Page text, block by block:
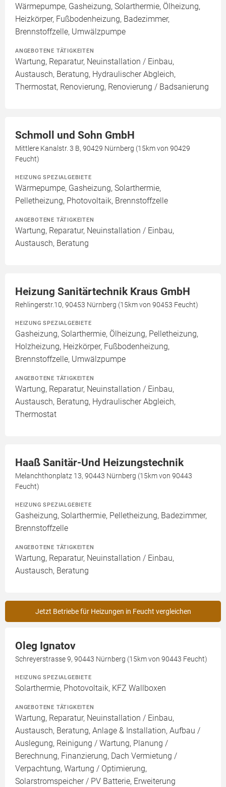
Wärmepumpe, Gasheizung, Solarthermie, Ölheizung,
Heizkörper, Fußbodenheizung, Badezimmer,
Brennstoffzelle, Umwälzpumpe
ANGEBOTENE TÄTIGKEITEN
Wartung, Reparatur, Neuinstallation / Einbau,
Austausch, Beratung, Hydraulischer Abgleich,
Thermostat, Renovierung, Renovierung / Badsanierung
Schmoll und Sohn GmbH
Mittlere Kanalstr. 3 B, 90429 Nürnberg (15km von 90429
Feucht)
HEIZUNG SPEZIALGEBIETE
Wärmepumpe, Gasheizung, Solarthermie,
Pelletheizung, Photovoltaik, Brennstoffzelle
ANGEBOTENE TÄTIGKEITEN
Wartung, Reparatur, Neuinstallation / Einbau,
Austausch, Beratung
Heizung Sanitärtechnik Kraus GmbH
Rehlingerstr.10, 90453 Nürnberg (15km von 90453 Feucht)
HEIZUNG SPEZIALGEBIETE
Gasheizung, Solarthermie, Ölheizung, Pelletheizung,
Holzheizung, Heizkörper, Fußbodenheizung,
Brennstoffzelle, Umwälzpumpe
ANGEBOTENE TÄTIGKEITEN
Wartung, Reparatur, Neuinstallation / Einbau,
Austausch, Beratung, Hydraulischer Abgleich,
Thermostat
Haaß Sanitär-Und Heizungstechnik
Melanchthonplatz 13, 90443 Nürnberg (15km von 90443
Feucht)
HEIZUNG SPEZIALGEBIETE
Gasheizung, Solarthermie, Pelletheizung, Badezimmer,
Brennstoffzelle
ANGEBOTENE TÄTIGKEITEN
Wartung, Reparatur, Neuinstallation / Einbau,
Austausch, Beratung
Jetzt Betriebe für Heizungen in Feucht vergleichen
Oleg Ignatov
Schreyerstrasse 9, 90443 Nürnberg (15km von 90443 Feucht)
HEIZUNG SPEZIALGEBIETE
Solarthermie, Photovoltaik, KFZ Wallboxen
ANGEBOTENE TÄTIGKEITEN
Wartung, Reparatur, Neuinstallation / Einbau,
Austausch, Beratung, Anlage & Installation, Aufbau /
Auslegung, Reinigung / Wartung, Planung /
Berechnung, Finanzierung, Dach Vermietung /
Verpachtung, Wartung / Optimierung,
Solarstromspeicher / PV Batterie, Erweiterung